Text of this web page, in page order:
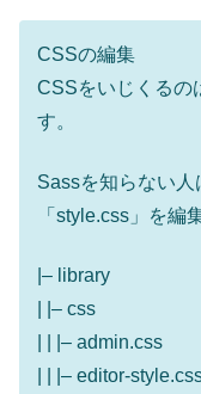
CSSの編集
CSSをいじくるの
す。
Sassを知らない
「style.css」を編
|– library
| |– css
| | |– admin.css
| | |– editor-